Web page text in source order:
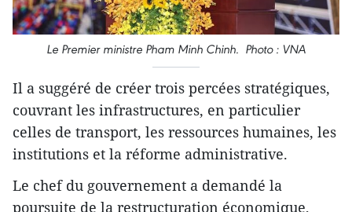
Le Premier ministre Pham Minh Chinh. Photo : VNA
Il a suggéré de créer trois percées stratégiques,
couvrant les infrastructures, en particulier
celles de transport, les ressources humaines, les
institutions et la réforme administrative.
Le chef du gouvernement a demandé la
poursuite de la restructuration économique,